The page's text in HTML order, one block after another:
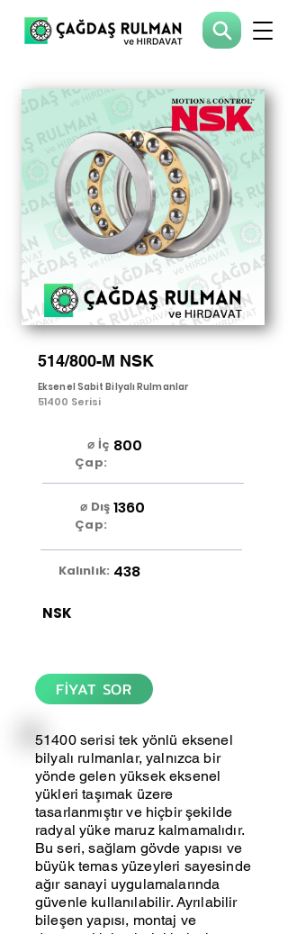
514/800-M NSK
Eksenel Sabit Bilyalı Rulmanlar
51400 Serisi
⌀ İç
Çap:
800
⌀ Dış
Çap:
1360
Kalınlık: 438
NSK
FİYAT SOR
51400 serisi tek yönlü eksenel
bilyalı rulmanlar, yalnızca bir
yönde gelen yüksek eksenel
yükleri taşımak üzere
tasarlanmıştır ve hiçbir şekilde
radyal yüke maruz kalmamalıdır.
Bu seri, sağlam gövde yapısı ve
büyük temas yüzeyleri sayesinde
ağır sanayi uygulamalarında
güvenle kullanılabilir. Ayrılabilir
bileşen yapısı, montaj ve